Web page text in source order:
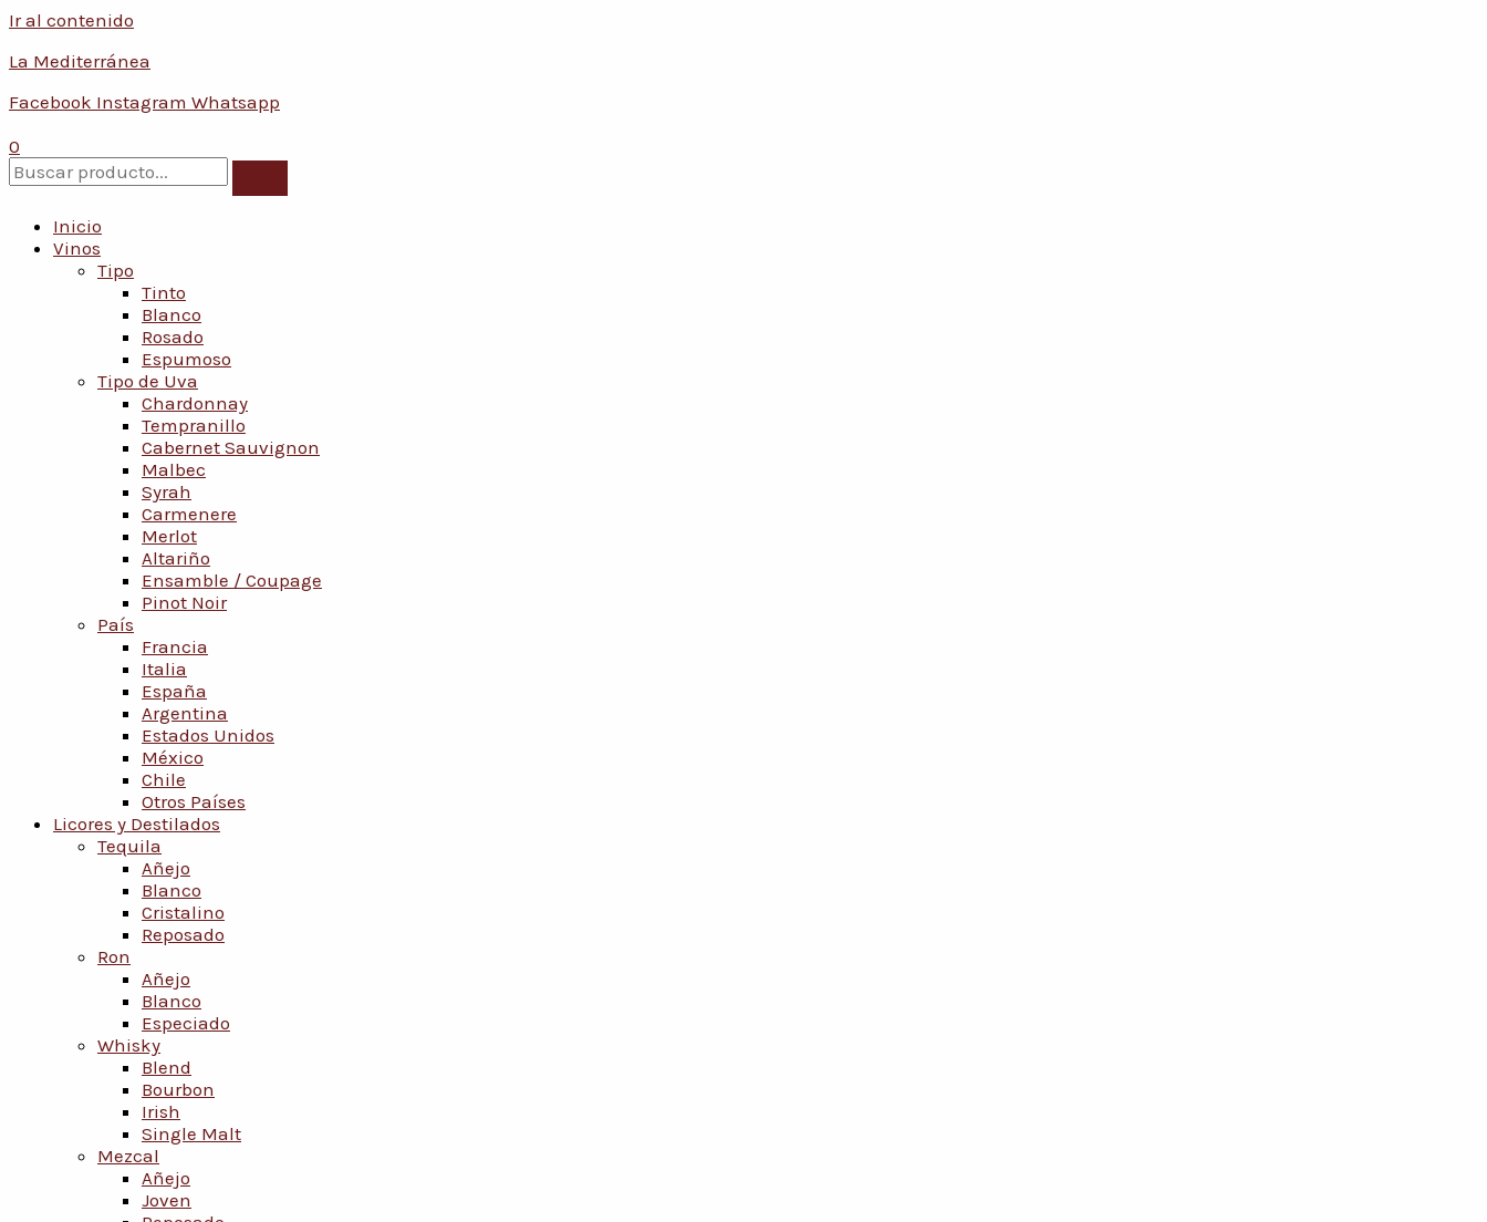
Ir al contenido
La Mediterránea
Facebook Instagram Whatsapp
0
Inicio
Vinos
Tipo
Tinto
Blanco
Rosado
Espumoso
Tipo de Uva
Chardonnay
Tempranillo
Cabernet Sauvignon
Malbec
Syrah
Carmenere
Merlot
Altariño
Ensamble / Coupage
Pinot Noir
País
Francia
Italia
España
Argentina
Estados Unidos
México
Chile
Otros Países
Licores y Destilados
Tequila
Añejo
Blanco
Cristalino
Reposado
Ron
Añejo
Blanco
Especiado
Whisky
Blend
Bourbon
Irish
Single Malt
Mezcal
Añejo
Joven